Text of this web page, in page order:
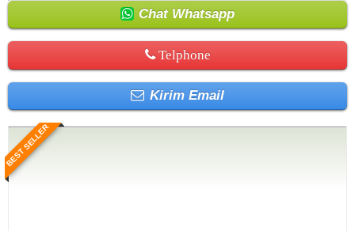
Chat Whatsapp
Telphone
Kirim Email
BEST SELLER